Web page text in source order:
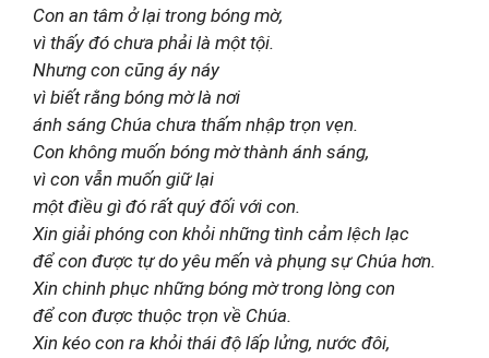
Con an tâm ở lại trong bóng mờ,
vì thấy đó chưa phải là một tội.
Nhưng con cũng áy náy
vì biết rằng bóng mờ là nơi
ánh sáng Chúa chưa thấm nhập trọn vẹn.
Con không muốn bóng mờ thành ánh sáng,
vì con vẫn muốn giữ lại
một điều gì đó rất quý đối với con.
Xin giải phóng con khỏi những tình cảm lệch lạc
để con được tự do yêu mến và phụng sự Chúa hơn.
Xin chinh phục những bóng mờ trong lòng con
để con được thuộc trọn về Chúa.
Xin kéo con ra khỏi thái độ lấp lửng, nước đôi,